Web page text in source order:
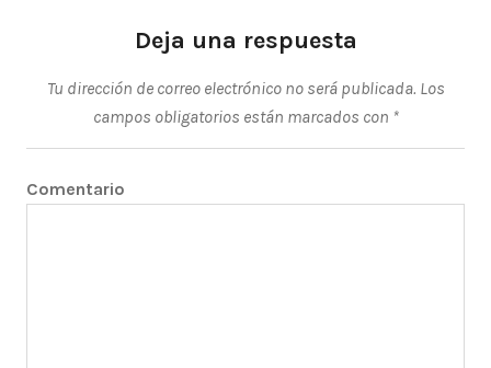
Deja una respuesta
Tu dirección de correo electrónico no será publicada. Los
campos obligatorios están marcados con *
Comentario